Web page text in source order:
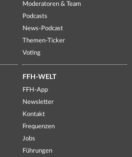
Moderatoren & Team
Podcasts
News-Podcast
Themen-Ticker
Voting
FFH-WELT
FFH-App
Newsletter
Kontakt
Frequenzen
Jobs
Führungen